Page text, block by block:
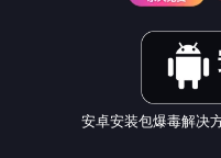
安卓安装包爆毒解决